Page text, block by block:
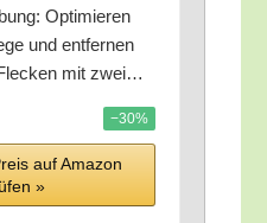
Opti­mie­ren
und ent­fer­nen
mit zwei…
−30%
auf Ama­zon
»